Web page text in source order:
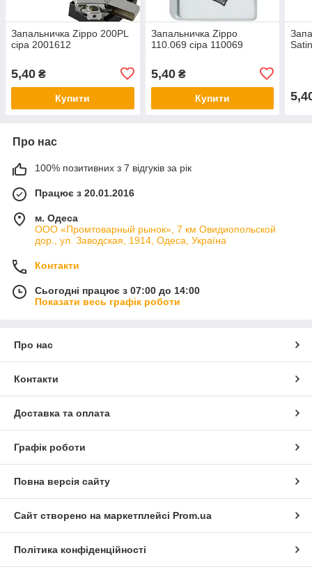
Запальничка Zippo 200PL
сіра 2001612
5,40 ₴
Купити
Запальничка Zippo
110.069 сіра 110069
5,40₴
Купити
Про нас
100% позитивних з 7 відгуків за рік
Працює з 20.01.2016
м. Одеса
ООО «Промтоварный рынок», 7 км Овидиопольской
дор., ул. Заводская, 1914, Одеса, Україна
Контакти
Сьогодні працює з 07:00 до 14:00
Показати весь графік роботи
Про нас
Контакти
Доставка та оплата
Графік роботи
Повна версія сайту
Сайт створено на маркетплейсі Prom.ua
Політика конфіденційності